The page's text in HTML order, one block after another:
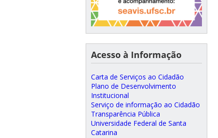
Acesso à Informação
Carta de Serviços ao Cidadão
Plano de Desenvolvimento
Institucional
Serviço de informação ao Cidadão
Transparência Pública
Universidade Federal de Santa
Catarina